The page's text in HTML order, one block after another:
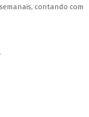
contando com